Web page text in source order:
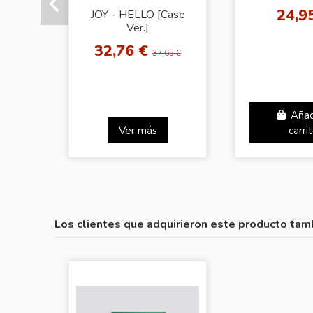
JOY - HELLO [Case
Ver.]
32,76 €37,65 €
Ver más
Los clientes que adquirieron este producto